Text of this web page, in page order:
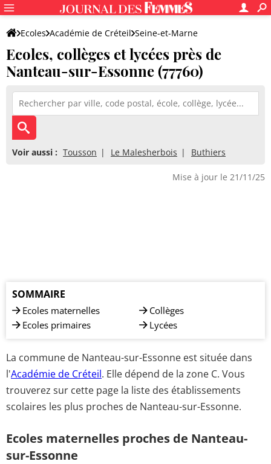
Ecoles Académie de Créteil Seine-et-Marne
Ecoles, collèges et lycées près de
Nanteau-sur-Essonne (77760)
Voir aussi : Tousson Le Malesherbois Buthiers
Mise à jour le 21/11/25
SOMMAIRE
Ecoles maternelles
Ecoles primaires
Collèges
Lycées
La commune de Nanteau-sur-Essonne est située dans
l'Académie de Créteil. Elle dépend de la zone C. Vous
trouverez sur cette page la liste des établissements
scolaires les plus proches de Nanteau-sur-Essonne.
Ecoles maternelles proches de Nanteau-
sur-Essonne